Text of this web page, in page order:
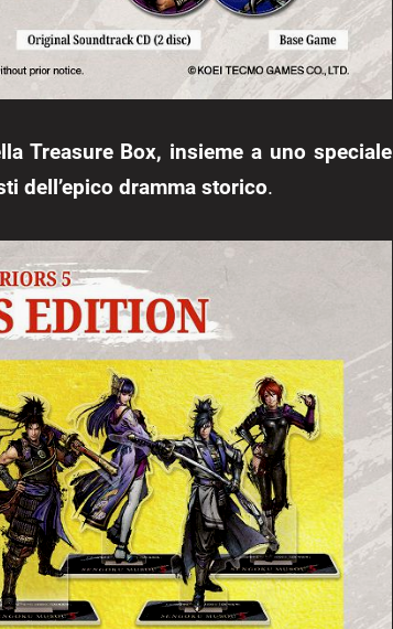
Treasure Box, insieme a uno speciale
dell’epico dramma storico.